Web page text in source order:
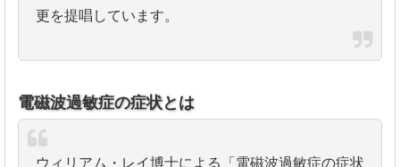
更を提唱しています。
電磁波過敏症の症状とは
ウィリアム・レイ博士による「電磁波過敏症の症状